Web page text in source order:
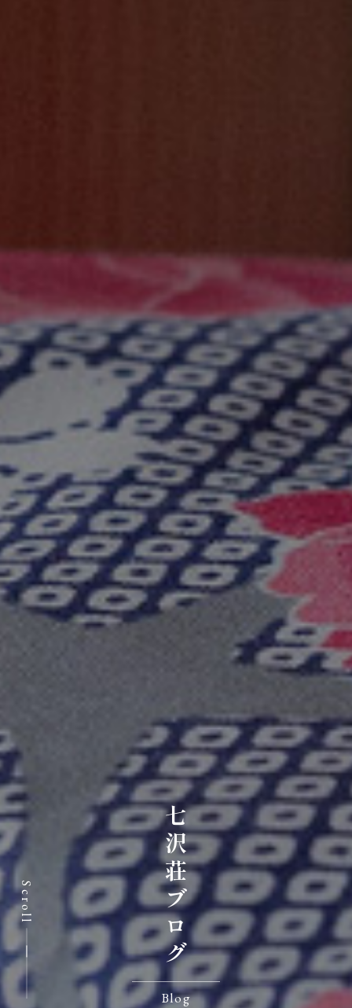
七沢荘ブログ
Blog
Scroll